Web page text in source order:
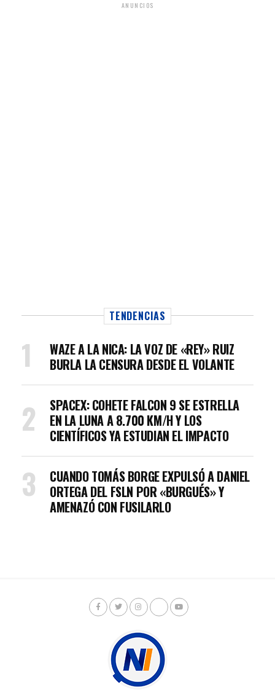
ANUNCIOS
TENDENCIAS
WAZE A LA NICA: LA VOZ DE «REY» RUIZ
BURLA LA CENSURA DESDE EL VOLANTE
SPACEX: COHETE FALCON 9 SE ESTRELLA
EN LA LUNA A 8.700 KM/H Y LOS
CIENTÍFICOS YA ESTUDIAN EL IMPACTO
CUANDO TOMÁS BORGE EXPULSÓ A DANIEL
ORTEGA DEL FSLN POR «BURGUÉS» Y
AMENAZÓ CON FUSILARLO